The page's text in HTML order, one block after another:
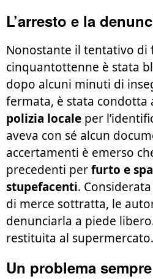
L’arresto e la
Nonostante il tentativo di
cinquantottenne è stata
dopo alcuni minuti di
fermata, è stata condotta
polizia locale per
aveva con sé alcun
accertamenti è emerso
precedenti perfurto e
stupefacenti.
di merce sottratta, le
denunciarla a piede
restituita al supermercato.
Un problema